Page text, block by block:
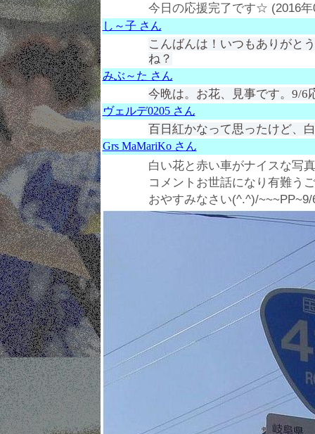
今日の応援完了です☆ (2016年
し～子 さん
こんばんは！いつもありがと
ね？
みぶ～た さん
今晩は。お花、見事です。9/6
ヴェルデ0205 さん
百日紅かなって思ったけど、
Grs MaMariKo さん
白い花と赤い車がナイスな写
コメントお世話になり有難う
おやすみなさい(^.^)/